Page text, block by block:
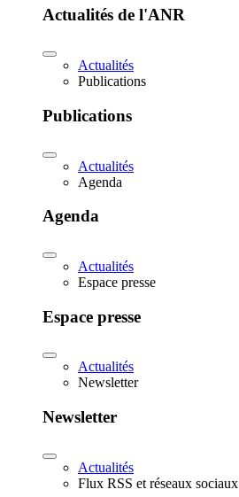
Actualités de l'ANR
Actualités
Publications
Publications
Actualités
Agenda
Agenda
Actualités
Espace presse
Espace presse
Actualités
Newsletter
Newsletter
Actualités
Flux RSS et réseaux sociaux